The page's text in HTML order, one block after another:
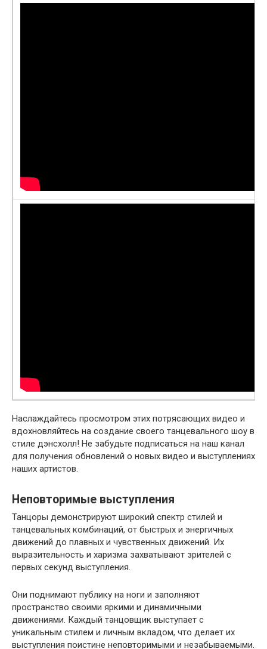
Наслаждайтесь просмотром этих потрясающих видео и
вдохновляйтесь на создание своего танцевального шоу в
стиле дэнсхолл! Не забудьте подписаться на наш канал
для получения обновлений о новых видео и выступлениях
наших артистов.
Неповторимые выступления
Танцоры демонстрируют широкий спектр стилей и
танцевальных комбинаций, от быстрых и энергичных
движений до плавных и чувственных движений. Их
выразительность и харизма захватывают зрителей с
первых секунд выступления.
Они поднимают публику на ноги и заполняют
пространство своими яркими и динамичными
движениями. Каждый танцовщик выступает с
уникальным стилем и личным вкладом, что делает их
выступления поистине неповторимыми и незабываемыми.